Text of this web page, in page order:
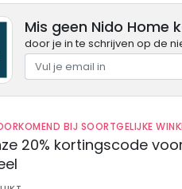
Mis geen Nido Home
door je in te schrijven op de
BIJ SOORTGELIJKE
20% kortingscode